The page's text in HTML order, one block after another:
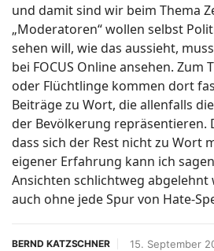
und damit sind wir beim Thema
„Moderatoren“ wollen selbst
sehen will, wie das aussieht,
bei FOCUS Online ansehen. Zum
oder Flüchtlinge kommen dort
Beiträge zu Wort, die allenfalls
der Bevölkerung repräsentieren.
dass sich der Rest nicht zu Wort
eigener Erfahrung kann ich
Ansichten schlichtweg abgelehnt
auch ohne jede Spur von Hate-
BERND KATZSCHNER 15. September